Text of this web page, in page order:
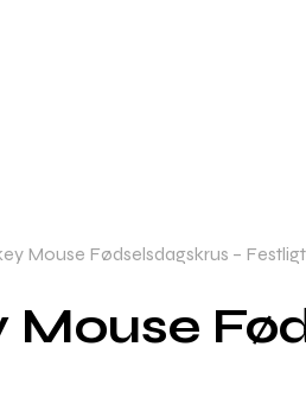
Mouse Fødselsdagskrus –
Mouse